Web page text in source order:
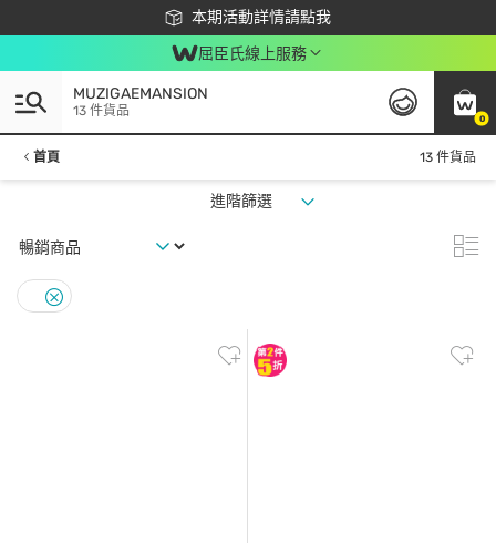
本期活動詳情請點我
下載app最高回饋$350
屈臣氏線上服務
0
MUZIGAEMANSION
13 件貨品
首頁 13 件貨品
進階篩選